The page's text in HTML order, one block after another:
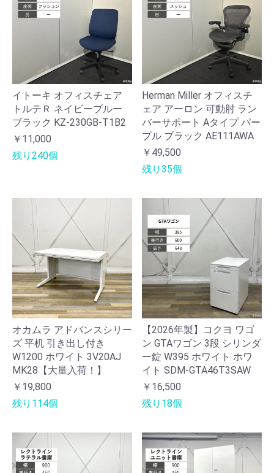
イトーキ オフィスチェア
トルテＲ ネイビーブルー
ブラック KZ-230GB-T1B2
￥11,000
残り240個
Herman Miller オフィスチ
ェア アーロン 可動肘 ラン
バーサポート Aタイプ パー
プル ブラック AE111AWA
￥49,500
残り35個
オカムラ アドバンスシリー
ズ 平机 引き出し付き
W1200 ホワイト 3V20AJ
MK28【大量入荷！】
￥19,800
残り114個
【2026年製】コクヨ ワゴ
ン GTAワゴン 3段 シリンダ
ー錠 W395 ホワイト ホワ
イト SDM-GTA46T3SAW
￥16,500
残り18個